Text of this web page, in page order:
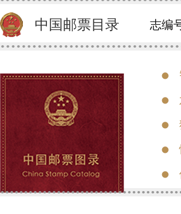
中国邮票目录 志编